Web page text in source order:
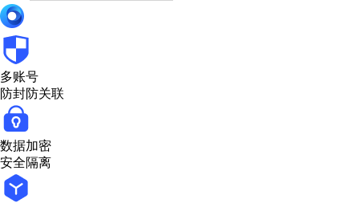
多账号
防封防关联
数据加密
安全隔离